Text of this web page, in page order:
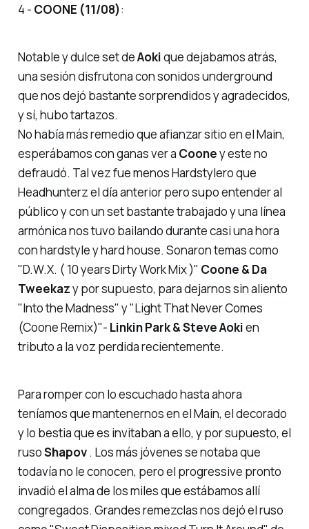
4 - COONE (11/08):
Notable y dulce set deAokique dejabamos atrás,
una sesión disfrutona con sonidosunderground
que nos dejó bastante sorprendidos y agradecidos,
y sí, hubo tartazos.
No había más remedio que afianzar sitio en el Main,
esperábamos con ganas ver a Cooney este no
defraudó. Tal vez fue menos Hardstylero que
Headhunterz el día anterior pero supo entender al
público y con un set bastante trabajado y una línea
armónica nos tuvo bailando durante casi una hora
con hardstyle y hard house. Sonaron temas como
"D.W.X. ( 10 years Dirty Work Mix )" Coone & Da
Tweekazy por supuesto, para dejarnos sin aliento
"Into the Madness" y"Light That Never Comes
(Coone Remix)"- Linkin Park & Steve Aokien
tributo a la voz perdida recientemente.
Para romper con lo escuchado hasta ahora
teníamos que mantenernos en el Main, el decorado
y lo bestia que es invitaban a ello, y por supuesto, el
rusoShapov. Los más jóvenes se notaba que
todavía no le conocen, pero el progressive pronto
invadió el alma de los miles que estábamos allí
congregados. Grandes remezclas nos dejó el ruso